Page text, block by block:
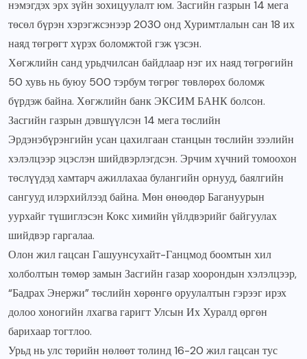
нэмэгдэх эрх зүйн зохицуулалт юм. Засгийн газрын 14 мега
төсөл бүрэн хэрэгжсэнээр 2030 онд Хуримтлалын сан 18 их
наяд төгрөгт хүрэх боломжтой гэж үзсэн.
Хөгжлийн санд урьдчилсан байдлаар нэг их наяд төгрөгийн
50 хувь нь буюу 500 тэрбум төгрөг төвлөрөх боломж
бүрдэж байна. Хөгжлийн банк ЭКСИМ БАНК болсон.
Засгийн газрын дэвшүүлсэн 14 мега төслийн
Эрдэнэбүрэнгийн усан цахилгаан станцын төслийн зээлийн
хэлэлцээр эцэслэн шийдвэрлэгдсэн. Эрчим хүчний томоохон
төслүүдэд хамтарч ажиллахаа булангийн орнууд, баялгийн
сангууд илэрхийлээд байна. Мөн өнөөдөр Багануурын
уурхайг түшиглэсэн Кокс химийн үйлдвэрийг байгуулах
шийдвэр гаргалаа.
Олон жил гацсан Гашуунсухайт-Ганцмод боомтын хил
холболтын төмөр замын Засгийн газар хоорондын хэлэлцээр,
“Бадрах Энержи” төслийн хөрөнгө оруулалтын гэрээг ирэх
долоо хоногийн лхагва гаригт Улсын Их Хуралд өргөн
барихаар тогтлоо.
Урьд нь улс төрийн нөлөөт толинд 16-20 жил гацсан тус